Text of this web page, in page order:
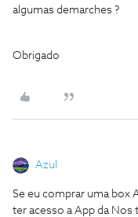
algumas demarches ?
Obrigado
Azul
Se eu comprar uma box
ter acesso a App da Nos